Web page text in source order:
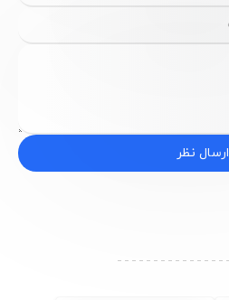
ارسال نظر